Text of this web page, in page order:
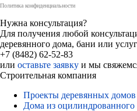
Политика конфиденциальности
Нужна консультация?
Для получения любой
деревянного дома, бани или
+7 (8482) 62-52-83
или оставьте заявку и мы
Строительная компания
Проекты деревянных домов
Дома из оцилиндрованного